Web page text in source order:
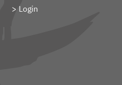
> Login